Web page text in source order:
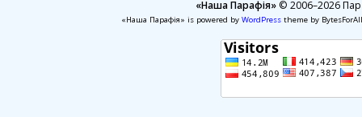
«Наша Парафія»© 2006–2026
«Наша Парафія» is powered by WordPresstheme by